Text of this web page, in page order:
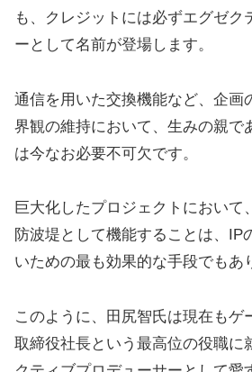
も、クレジットには必ずエグゼク
ーとして名前が登場します。
通信を用いた交換機能など、企画
界観の維持において、生みの親で
は今なお必要不可欠です。
巨大化したプロジェクトにおいて
防波堤として機能することは、IP
いための最も効果的な手段でもあ
このように、田尻智氏は現在もゲ
取締役社長という最高位の役職に